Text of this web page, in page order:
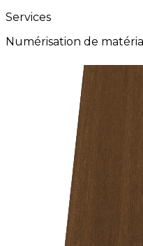
Services
Numérisation de